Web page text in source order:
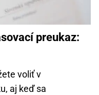
preukaz:
voliť v
aj keď sa